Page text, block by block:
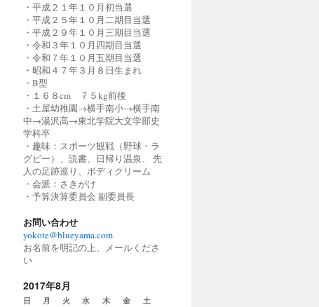
・平成２１年１０月初当選
・平成２５年１０月二期目当選
・平成２９年１０月三期目当選
・令和３年１０月四期目当選
・令和７年１０月五期目当選
・昭和４７年３月８日生まれ
・B型
・１６８cm ７５kg前後
・土屋幼稚園→横手南小→横手南
中→湯沢高→東北学院大文学部史
学科卒
・趣味：スポーツ観戦（野球・ラ
グビー）、読書、日帰り温泉、 先
人の足跡巡り、ボディクリーム
・会派：さきがけ
・予算決算委員会 副委員長
お問い合わせ
yokote@blueyama.com
お名前を明記の上、メールくださ
い
2017年8月
日 月 火 水 木 金 土